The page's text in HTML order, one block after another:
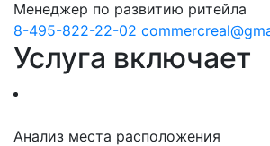
Менеджер по развитию ритейла
8-495-822-22-02
Услуга включает
Анализ места расположения